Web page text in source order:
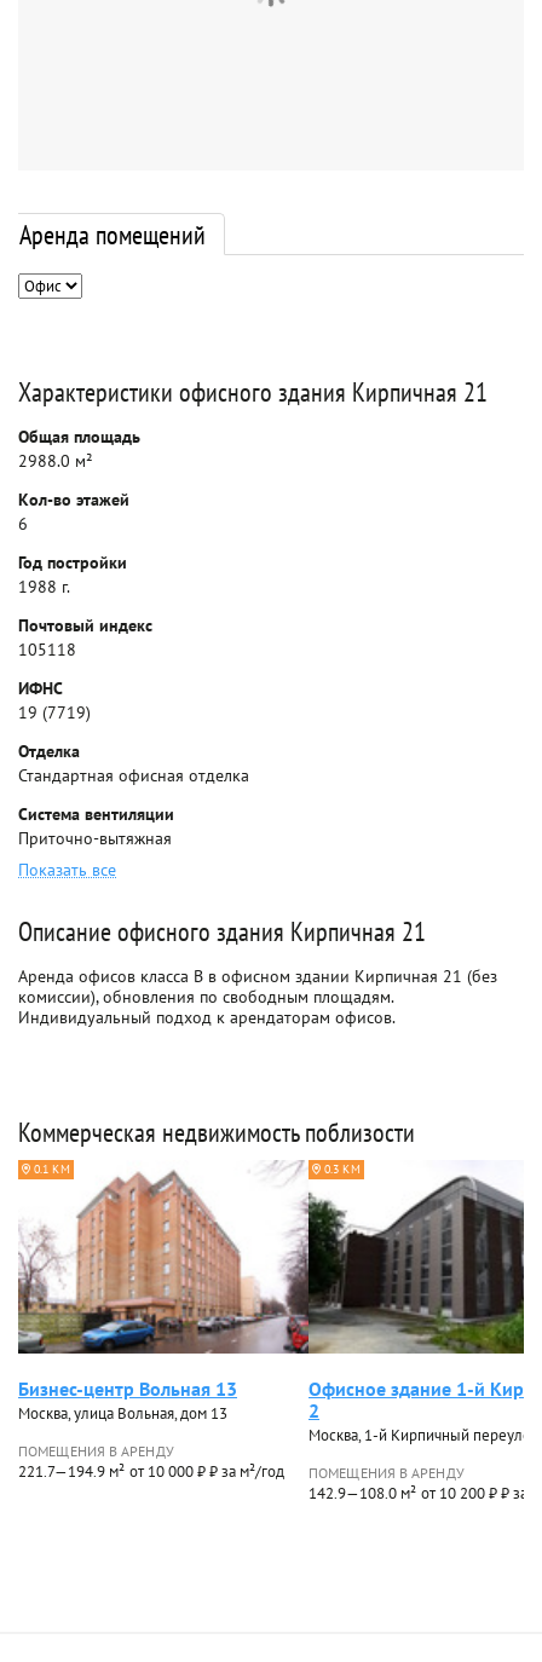
Аренда помещений
Характеристики офисного здания Кирпичная 21
Общая площадь
2988.0 м²
Кол-во этажей
6
Год постройки
1988 г.
Почтовый индекс
105118
ИФНС
19 (7719)
Отделка
Стандартная офисная отделка
Система вентиляции
Приточно-вытяжная
Показать все
Описание офисного здания Кирпичная 21
Аренда офисов класса B в офисном здании Кирпичная 21 (без
комиссии), обновления по свободным площадям.
Индивидуальный подход к арендаторам офисов.
Коммерческая недвижимость поблизости
0.1 КМ
Бизнес-центр Вольная 13
Москва, улица Вольная, дом 13
ПОМЕЩЕНИЯ В АРЕНДУ
221.7—194.9 м² от 10 000 ₽ ₽ за м²/год
0.3 КМ
Офисное здание 1-й
2
Москва, 1-й Кирпичный
ПОМЕЩЕНИЯ В АРЕНДУ
142.9—108.0 м² от 10 200 ₽ ₽ за